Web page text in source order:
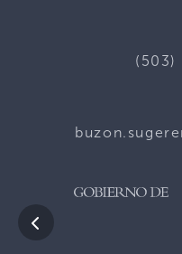
(503)